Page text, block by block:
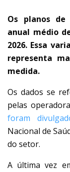
Os planos
anual médio
2026. Essa
representa
medida.
Os dados se
pelas
foram
Nacional de
do setor.
A última vez